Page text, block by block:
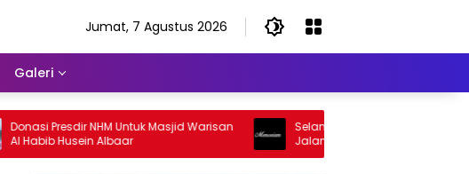
Jumat, 7 Agustus 2026
Galeri
Presdir NHM Untuk Masjid Warisan
Husein Albaar
Selamat Jalan Sang Inspirator,
Jalan Abangku Yuslam Idris